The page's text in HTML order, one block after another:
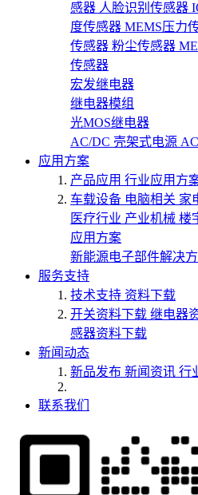
感器 人脸识别传感器
度传感器 MEMS压力
传感器 粉尘传感器
传感器
宏发继电器
继电器模组
光MOS继电器
AC/DC 壳架式电源
应用方案
产品应用 行业应用方
车载设备 电脑相关 家
医疗行业 产业机械 楼
应用方案
新能源电子部件解决
服务支持
技术支持 资料下载
开关资料下载 继电器
感器资料下载
新闻动态
新品发布 新闻资讯 行
联系我们